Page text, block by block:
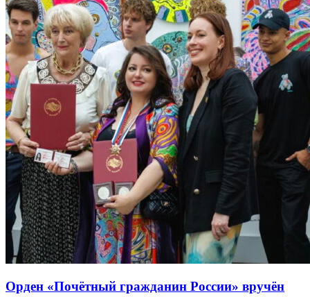
Орден «Почётный гражданин России» вручён